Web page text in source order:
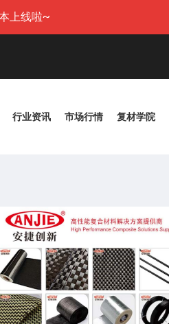
上线啦~
行业资讯 市场行情 复材学院